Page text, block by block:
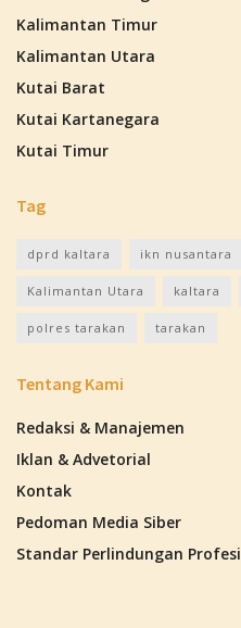
Kalimantan Timur
Kalimantan Utara
Kutai Barat
Kutai Kartanegara
Kutai Timur
Tag
dprd kaltara ikn nusantara
Kalimantan Utara kaltara
polres tarakan tarakan
Tentang Kami
Redaksi & Manajemen
Iklan & Advetorial
Kontak
Pedoman Media Siber
Standar Perlindungan